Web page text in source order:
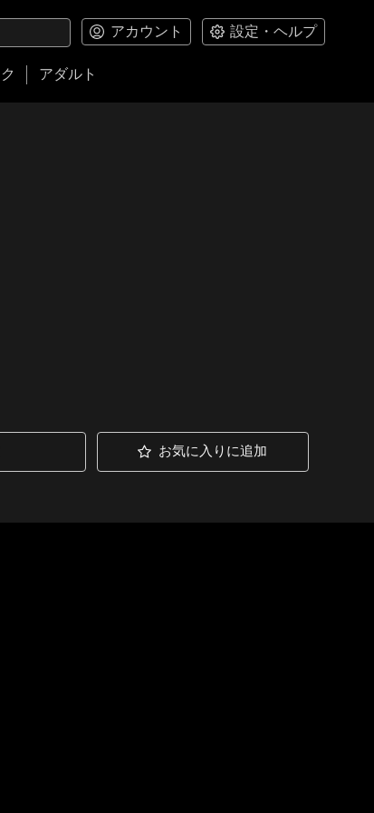
アカウント 設定・ヘルプ
アダルト
お気に入りに追加